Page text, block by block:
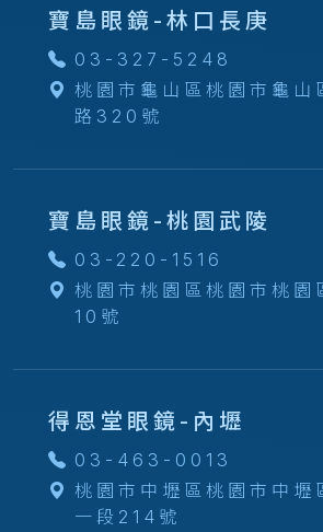
寶島眼鏡-林口長庚
03-327-5248
桃園市龜山區桃園市龜山
路320號
寶島眼鏡-桃園武陵
03-220-1516
桃園市桃園區桃園市桃園
10號
得恩堂眼鏡-內壢
03-463-0013
桃園市中壢區桃園市中壢
一段214號